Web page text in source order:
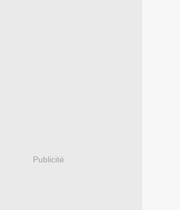
Publicité